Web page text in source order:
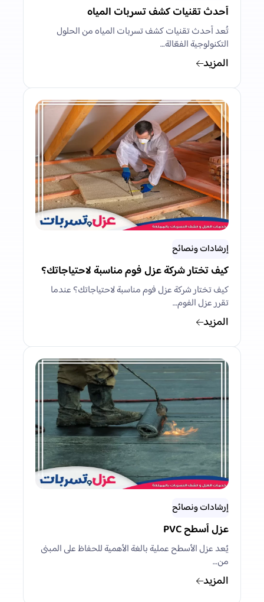
أحدث تقنيات كشف تسربات المياه
تُعد أحدث تقنيات كشف تسربات المياه من الحلول
التكنولوجية الفعّالة…
المزيد
إرشادات ونصائح
كيف تختار شركة عزل فوم مناسبة لاحتياجاتك؟
كيف تختار شركة عزل فوم مناسبة لاحتياجاتك؟ عندما
تقرر عزل الفوم…
المزيد
إرشادات ونصائح
عزل أسطح PVC
يُعد عزل الأسطح عملية بالغة الأهمية للحفاظ على المبنى
من…
المزيد